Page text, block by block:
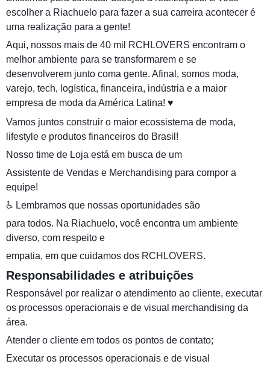
escolher a Riachuelo para fazer a sua carreira acontecer é
uma realização para a gente!
Aqui, nossos mais de 40 mil RCHLOVERS encontram o
melhor ambiente para se transformarem e se
desenvolverem junto coma gente. Afinal, somos moda,
varejo, tech, logística, financeira, indústria e a maior
empresa de moda da América Latina! ♥
Vamos juntos construir o maior ecossistema de moda,
lifestyle e produtos financeiros do Brasil!
Nosso time de Loja está em busca de um
Assistente de Vendas e Merchandising para compor a
equipe!
♿ Lembramos que nossas oportunidades são
para todos. Na Riachuelo, você encontra um ambiente
diverso, com respeito e
empatia, em que cuidamos dos RCHLOVERS.
Responsabilidades e atribuições
Responsável por realizar o atendimento ao cliente, executar
os processos operacionais e de visual merchandising da
área.
Atender o cliente em todos os pontos de contato;
Executar os processos operacionais e de visual